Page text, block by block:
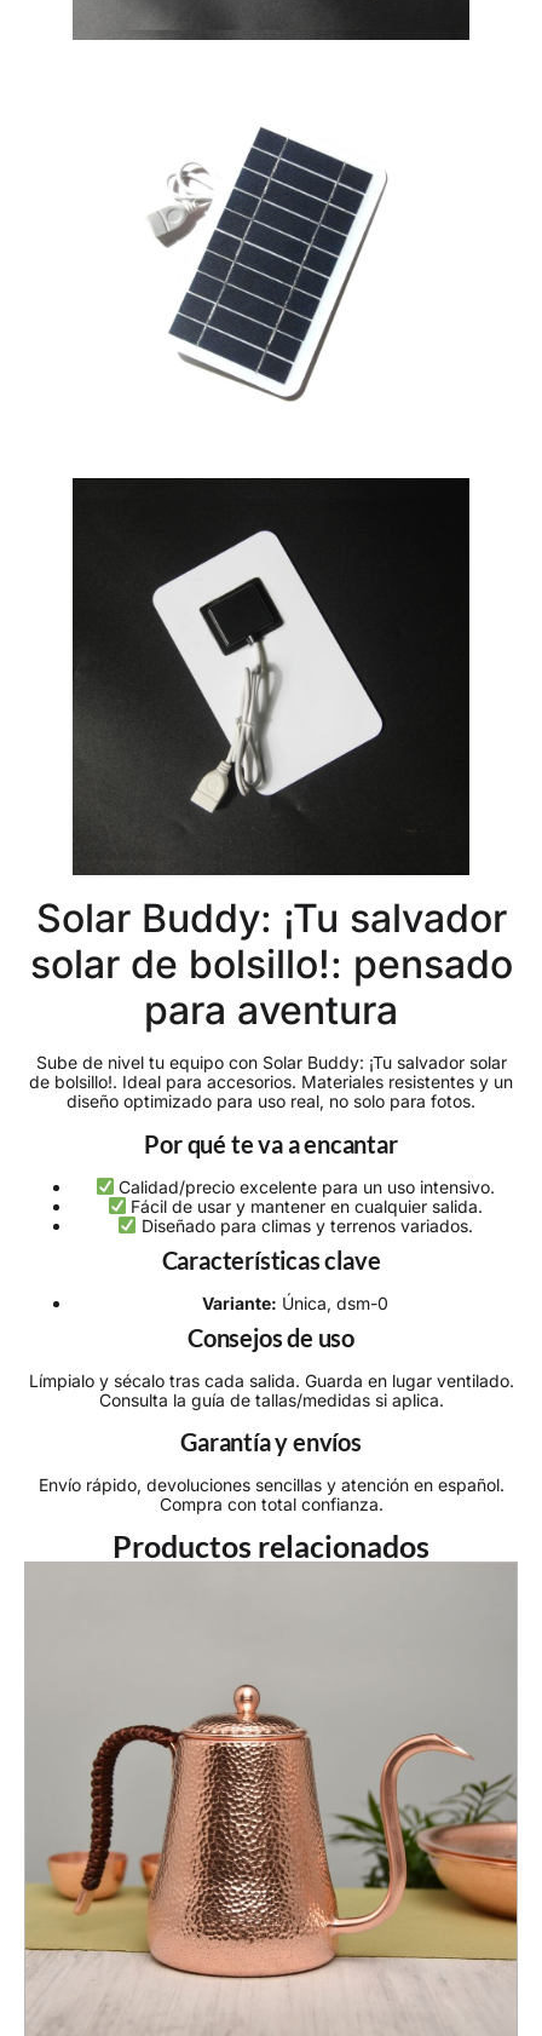
Solar Buddy: ¡Tu salvador
solar de bolsillo!: pensado
para aventura
Sube de nivel tu equipo con Solar Buddy: ¡Tu salvador solar
de bolsillo!. Ideal para accesorios. Materiales resistentes y un
diseño optimizado para uso real, no solo para fotos.
Por qué te va a encantar
Calidad/precio excelente para un uso intensivo.
Fácil de usar y mantener en cualquier salida.
Diseñado para climas y terrenos variados.
Características clave
Variante: Única, dsm-0
Consejos de uso
Límpialo y sécalo tras cada salida. Guarda en lugar ventilado.
Consulta la guía de tallas/medidas si aplica.
Garantía y envíos
Envío rápido, devoluciones sencillas y atención en español.
Compra con total confianza.
Productos relacionados